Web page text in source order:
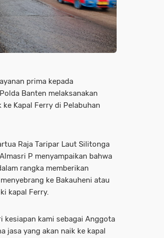
prima kepada
Banten melaksanakan
Kapal Ferry di Pelabuhan
Raja Taripar Laut Silitonga
P menyampaikan bahwa
rangka memberikan
ke Bakauheni atau
kapal Ferry.
kesiapan kami sebagai Anggota
jasa yang akan naik ke kapal